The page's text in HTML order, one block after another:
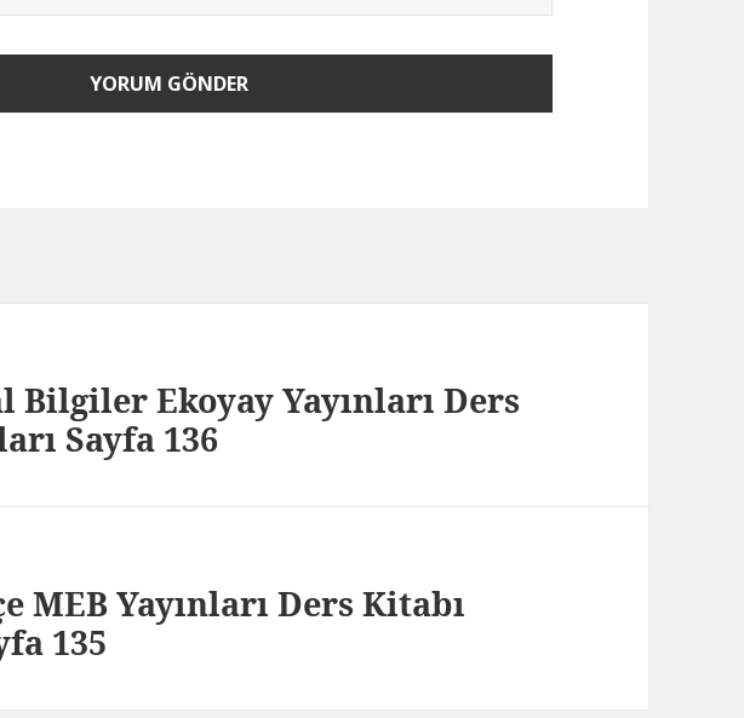
Bilgiler Ekoyay Yayınları Ders
Sayfa 136
MEB Yayınları Ders Kitabı
135